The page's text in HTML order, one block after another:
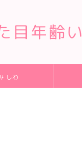
目年齢
しわ